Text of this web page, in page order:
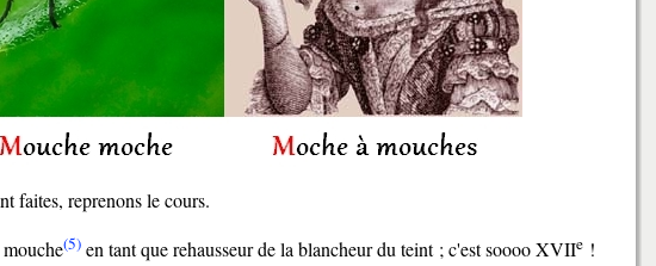
faites, reprenons le cours.
mouche(5) en tant que rehausseur de la blancheur du teint ; c'est sooooXVIIe !